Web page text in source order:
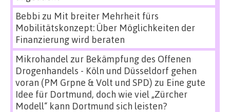
Bebbi zu Mit breiter Mehrheit fürs
Mobilitätskonzept: Über Möglichkeiten der
Finanzierung wird beraten
Mikrohandel zur Bekämpfung des Offenen
Drogenhandels - Köln und Düsseldorf gehen
voran (PM Grpne & Volt und SPD) zu Eine gute
Idee für Dortmund, doch wie viel „Zürcher
Modell“ kann Dortmund sich leisten?